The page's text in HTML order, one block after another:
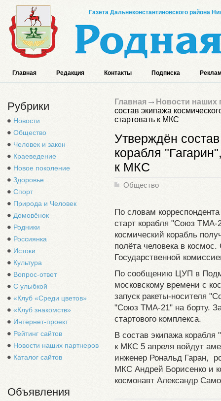
Газета Дальнеконстантиновского района
Главная Редакция Контакты Подписка
Рубрики
Новости
Общество
Человек и закон
Краеведение
Новое поколение
Здоровье
Спорт
Природа и Человек
Домовёнок
Родники
Россиянка
Истоки
Культура
Вопрос-ответ
С улыбкой
«Клуб «Среди цветов»
«Клуб знакомств»
Интернет-проект
Рейтинг сайтов
Новости наших партнеров
Каталог сайтов
Объявления
Главная
Новости наших
состав экипажа
стартовать к МКС
Утверждён
корабля
к МКС
Общество
По словам
старт корабля "Союз ТМА-
космический корабль
полёта человека в
Государственной
По сообщению ЦУП в
московскому времени с
запуск ракеты-носителя
"Союз ТМА-21" на борту.
стартового комплекса.
В состав экипажа
к МКС 5 апреля войдут
инженер Рональд Гаран,
МКС Андрей Борисенко и
космонавт Александр